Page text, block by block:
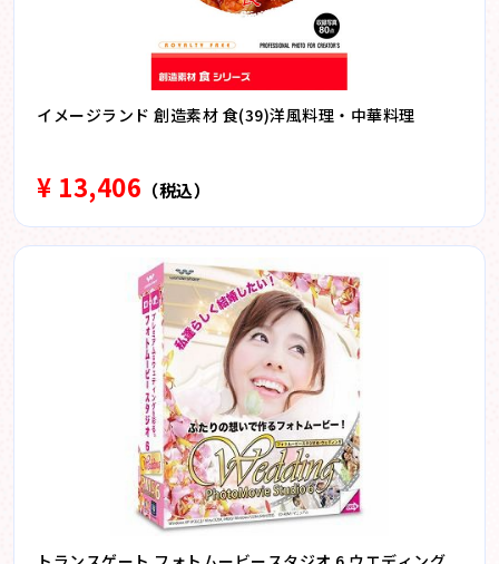
イメージランド 創造素材 食(39)洋風料理・中華料理
¥ 13,406 （税込）